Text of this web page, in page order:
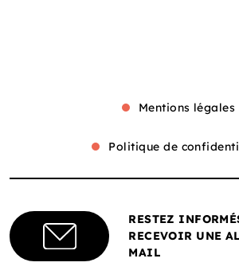
Mentions légales
Politique de
RESTEZ
RECEVOIR UNE
MAIL